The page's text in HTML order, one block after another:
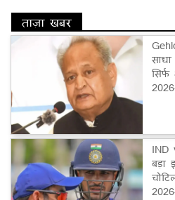
ताज़ा खबर
IND
बड़ा